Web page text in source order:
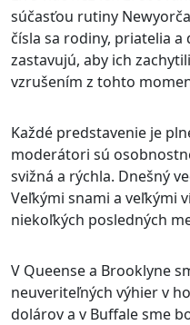
súčasťou rutiny
čísla sa rodiny, priatelia
zastavujú, aby ich
vzrušením z tohto
Každé predstavenie je
moderátori sú
svižná a rýchla. Dnešný
Veľkými snami a veľkými
niekoľkých posledných
V Queense a Brooklyne
neuveriteľných výhier v
dolárov a v Buffale sme